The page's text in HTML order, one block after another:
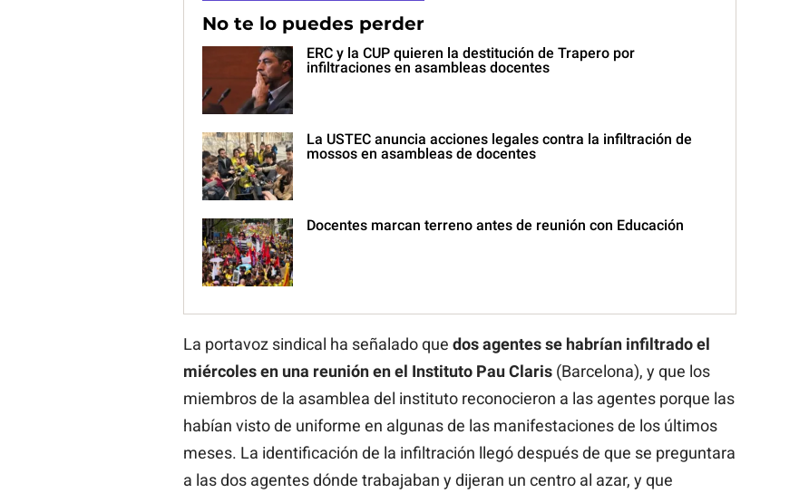
No te lo puedes perder
ERC y la CUP quieren la destitución de Trapero por
infiltraciones en asambleas docentes
La USTEC anuncia acciones legales contra la infiltración de
mossos en asambleas de docentes
Docentes marcan terreno antes de reunión con Educación
La portavoz sindical ha señalado que dos agentes se habrían infiltrado el
miércoles en una reunión en el Instituto Pau Claris(Barcelona), y que los
miembros de la asamblea del instituto reconocieron a las agentes porque las
habían visto de uniforme en algunas de las manifestaciones de los últimos
meses. La identificación de la infiltración llegó después de que se preguntara
a las dos agentes dónde trabajaban y dijeran un centro al azar, y que